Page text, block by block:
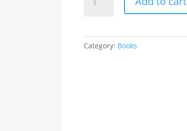
চিত্রগ্রাহক
Category: Books